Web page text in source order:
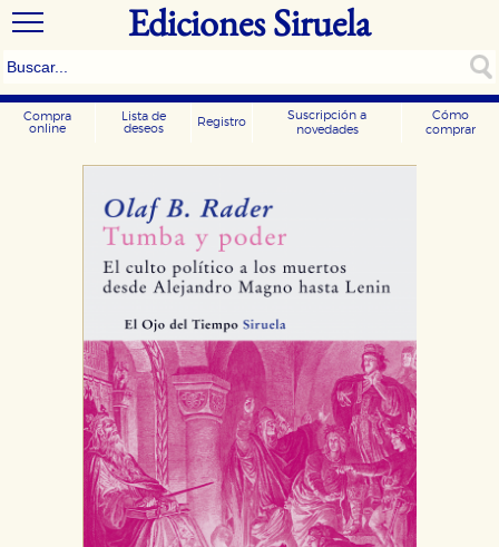
Ediciones Siruela
Compra
online
Lista de
deseos
Registro
Suscripción a
novedades
Cómo
comprar